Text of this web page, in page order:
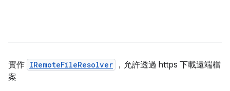
實作 IRemoteFileResolver
，允許透過 https 下載遠端檔
案